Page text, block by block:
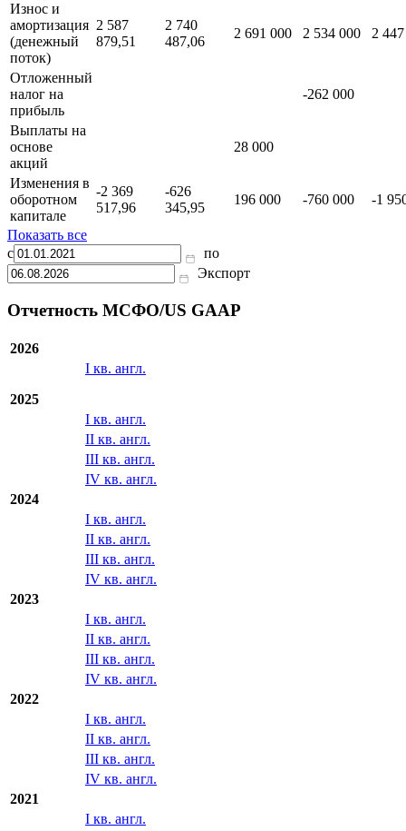
Износ и
амортизация
(денежный
поток)
2 587
879,51
2 740
487,06
2 691 000 2 534 000 2
Отложенный
налог на
прибыль
-262 000
Выплаты на
основе
акций
28 000
Изменения в
оборотном
капитале
-2 369
517,96
-626
345,95
196 000 -760 000 -1
Показать все
с
по
Экспорт
Отчетность МСФО/US GAAP
2026
I кв. англ.
2025
I кв. англ.
II кв. англ.
III кв. англ.
IV кв. англ.
2024
I кв. англ.
II кв. англ.
III кв. англ.
IV кв. англ.
2023
I кв. англ.
II кв. англ.
III кв. англ.
IV кв. англ.
2022
I кв. англ.
II кв. англ.
III кв. англ.
IV кв. англ.
2021
I кв. англ.